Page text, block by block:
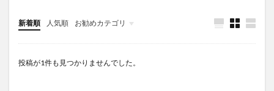
新着順 人気順 お勧めカテゴリ
Uncategorized
投稿が1件も見つかりませんでした。